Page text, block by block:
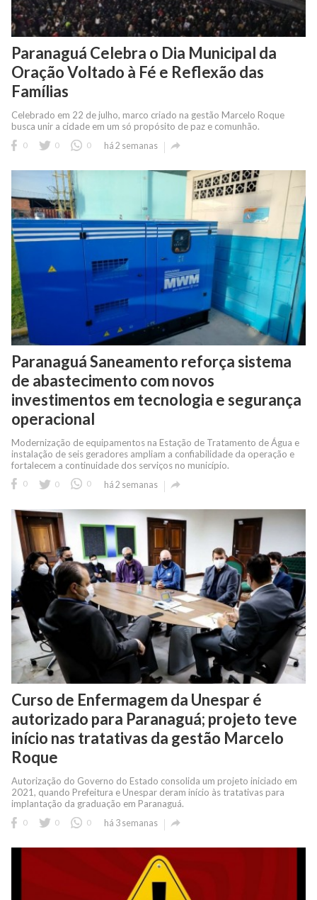
Paranaguá Celebra o Dia Municipal da
Oração Voltado à Fé e Reflexão das
Famílias
Celebrado em 22 de julho, marco criado na gestão Marcelo Roque
busca unir a cidade em um só propósito de paz e comunhão.
0 0 0 há 2 semanas 
Paranaguá Saneamento reforça sistema
de abastecimento com novos
investimentos em tecnologia e segurança
operacional
Modernização de equipamentos na Estação de Tratamento de Água e
instalação de seis geradores ampliam a confiabilidade da operação e
fortalecem a continuidade dos serviços no município.
0 0 0 há 2 semanas 
Curso de Enfermagem da Unespar é
autorizado para Paranaguá; projeto teve
início nas tratativas da gestão Marcelo
Roque
Autorização do Governo do Estado consolida um projeto iniciado em
2021, quando Prefeitura e Unespar deram início às tratativas para
implantação da graduação em Paranaguá.
0 0 0 há 3 semanas 